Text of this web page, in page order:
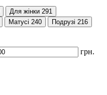
Для жінки 291
Матусі 240 Подрузі 216
грн.